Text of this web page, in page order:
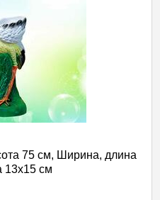
75 см, Ширина, длина
13х15 см